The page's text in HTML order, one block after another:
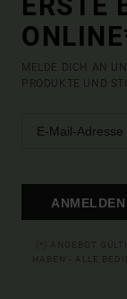
MELDE DICH AN
PRODUKTE UND
ANMELDEN